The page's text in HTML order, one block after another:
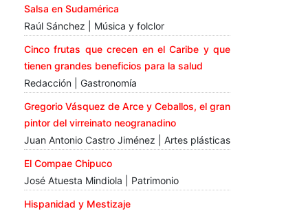
Salsa en Sudamérica
Raúl Sánchez | Música y folclor
Cinco frutas que crecen en el Caribe y que
tienen grandes beneficios para la salud
Redacción | Gastronomía
Gregorio Vásquez de Arce y Ceballos, el gran
pintor del virreinato neogranadino
Juan Antonio Castro Jiménez | Artes plásticas
El Compae Chipuco
José Atuesta Mindiola | Patrimonio
Hispanidad y Mestizaje